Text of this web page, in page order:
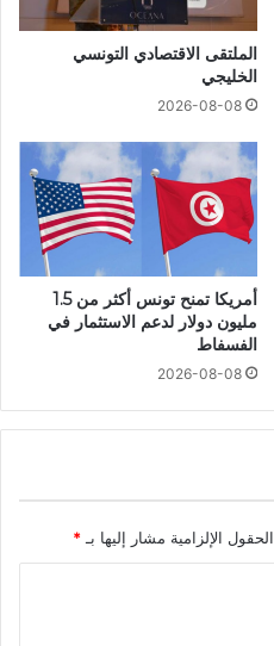
الملتقى الاقتصادي التونسي
الخليجي
2026-08-08
أمريكا تمنح تونس أكثر من 1.5
مليون دولار لدعم الاستثمار في
الفسفاط
2026-08-08
الحقول الإلزامية مشار إليها بـ *